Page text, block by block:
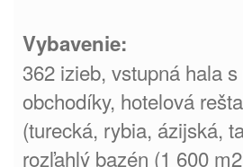
Vybavenie:
362 izieb, vstupná hala
obchodíky, hotelová
(turecká, rybia, ázijská,
rozľahlý bazén (1 600